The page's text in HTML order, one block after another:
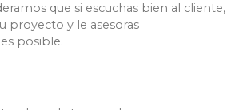
que si escuchas bien al cliente,
proyecto y le asesoras
posible.